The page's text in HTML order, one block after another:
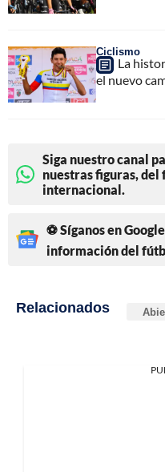
Ciclismo
La
el nuevo
Siga nuestro canal
nuestras figuras,
internacional.
⚽ Síganos en
información del
Relacionados